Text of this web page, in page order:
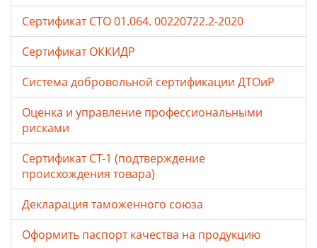
Сертификат СТО 01.064. 00220722.2-2020
Сертификат ОККИДР
Система добровольной сертификации ДТОиР
Оценка и управление профессиональными
рисками
Сертификат СТ-1 (подтверждение
происхождения товара)
Декларация таможенного союза
Оформить паспорт качества на продукцию